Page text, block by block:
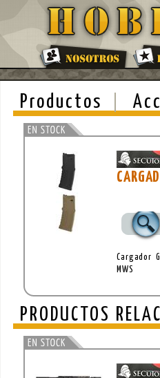
Productos
Cargador
MWS
PRODUCTOS